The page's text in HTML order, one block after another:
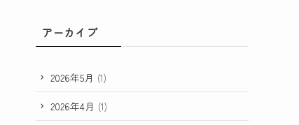
アーカイブ
2026年5月 (1)
2026年4月 (1)